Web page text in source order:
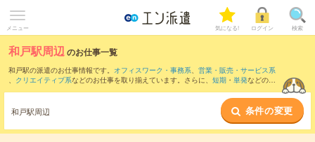
メニュー 気になる! ログイン 検索
和戸駅周辺のお仕事一覧
和戸駅の派遣のお仕事情報です。 オフィスワーク・事務系、 営業・販売・サービス系
、 クリエイティブ系などのお仕事を取り揃えています。さらに、 短期 ・ 単発などの期
また、久喜駅
など近隣駅のお仕事もご確認い
ただけます。
和戸駅周辺 条件の変更